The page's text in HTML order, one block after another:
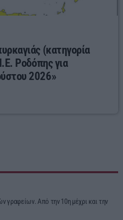
(κατηγορία
Ροδόπης για
2026»
γραφείων. Από την 10η μέχρι και την